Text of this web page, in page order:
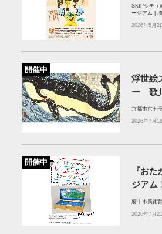
SKIPシティ
ージアム |
2026年5月2
開催中
浮世絵
ー 歌
京都市京セ
2026年7月
開催中
『お
ジアム
府中市美術
2026年7月